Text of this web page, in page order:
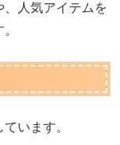
、人気アイテムを
います。